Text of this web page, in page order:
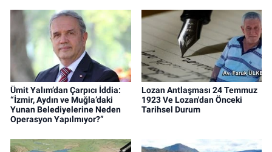
Ümit Yalım’dan Çarpıcı İddia:
“İzmir, Aydın ve Muğla’daki
Yunan Belediyelerine Neden
Operasyon Yapılmıyor?”
Lozan Antlaşması 24 Temmuz
1923 Ve Lozan'dan Önceki
Tarihsel Durum